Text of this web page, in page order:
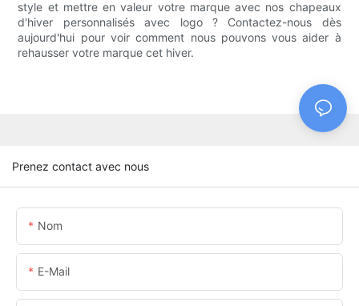
style et mettre en valeur votre marque avec nos chapeaux
d'hiver personnalisés avec logo ? Contactez-nous dès
aujourd'hui pour voir comment nous pouvons vous aider à
rehausser votre marque cet hiver.
Prenez contact avec nous
Nom
E-Mail